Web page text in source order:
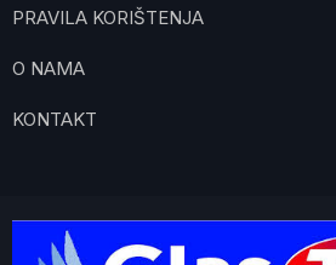
PRAVILA KORIŠTENJA
O NAMA
KONTAKT